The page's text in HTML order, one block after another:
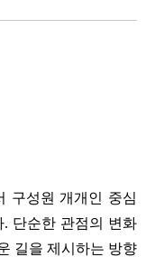
구성원 개개인 중심
단순한 관점의 변화
길을 제시하는 방향